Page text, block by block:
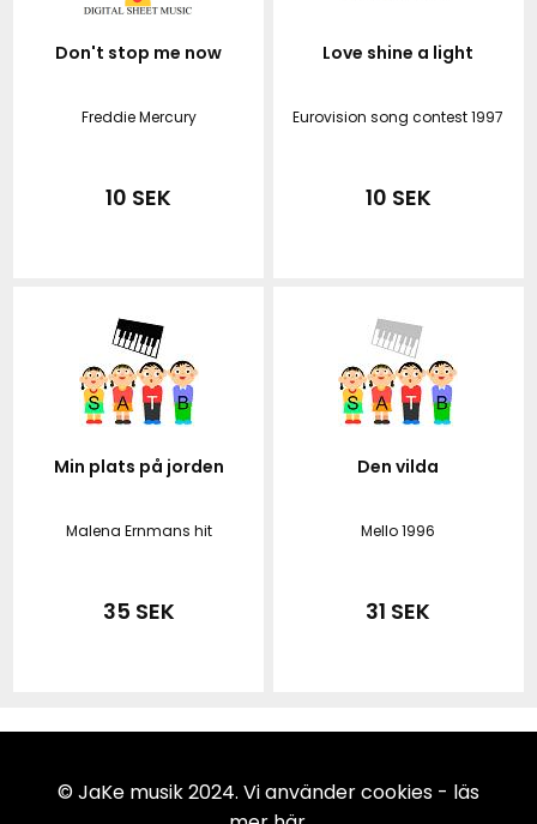
Don't stop me now
Freddie Mercury
10 SEK
Love shine a light
Eurovision song contest 1997
10 SEK
Min plats på jorden
Malena Ernmans hit
35 SEK
Den vilda
Mello 1996
31 SEK
© JaKe musik 2024. Vi använder cookies - läs